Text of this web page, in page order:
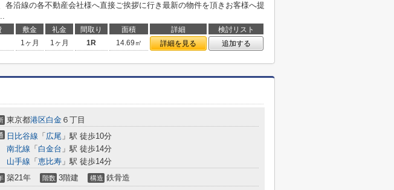
各沿線の各不動産会社様へ直接ご挨拶に行き最新の物件を頂きお客様へ提
敷金 礼金 間取り 面積 詳細
検討リスト
1ヶ月 1ヶ月 1R 14.69㎡ 詳細を見る 追加する
東京都港区白金 ６丁目
日比谷線 「 広尾 」駅 徒歩10分
南北線 「 白金台 」駅 徒歩14分
山手線 「 恵比寿 」駅 徒歩14分
築21年 階数 3階建 構造 鉄骨造